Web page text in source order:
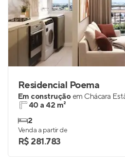
Residencial Poema
Em construção em Chácara
40 a 42 m²
2
Venda a partir de
R$ 281.783